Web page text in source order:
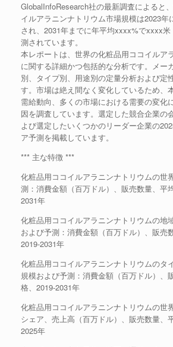
GlobalInfoResearch社の最新調査によると
イルアラニンナトリウム市場規模は2023
され、2031年までに年平均xxxx%でxxxx
測されています。
本レポートは、世界の化粧品用ココイルア
に関する詳細かつ包括的な分析です。メー
別、タイプ別、用途別の定量分析および定
す。市場は絶え間なく変化しているため、
需給動向、多くの市場における需要の変化
因を調査しています。選定した競合企業の
よび選定したいくつかのリーダー企業の
ア予測を掲載しています。
*** 主な特徴 ***
化粧品用ココイルアラニンナトリウムの世
測：消費金額（百万ドル）、販売数量、平
2031年
化粧品用ココイルアラニンナトリウムの地
および予測：消費金額（百万ドル）、販売
2019-2031年
化粧品用ココイルアラニンナトリウムのタ
規模および予測：消費金額（百万ドル）、
格、2019-2031年
化粧品用ココイルアラニンナトリウムの世
シェア、売上高（百万ドル）、販売数量、
2025年